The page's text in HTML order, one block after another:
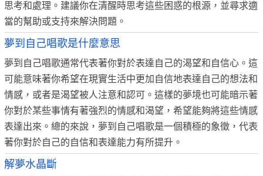
思考和處理。建議你在清醒時思考這些困惑的根源，並尋求適
當的幫助或支持來解決問題。
夢到自己唱歌是什麼意思
夢到自己唱歌通常代表著你對於表達自己的渴望和自信心。這
可能意味著你希望在現實生活中更加自信地表達自己的想法和
情感，或者是渴望被人注意和認可。這樣的夢境也可能暗示著
你對於某些事情有著強烈的情感和渴望，希望能夠將這些情感
表達出來。總的來說，夢到自己唱歌是一個積極的象徵，代表
著你對於自己的自信和表達能力有所提升。
解夢水晶斷